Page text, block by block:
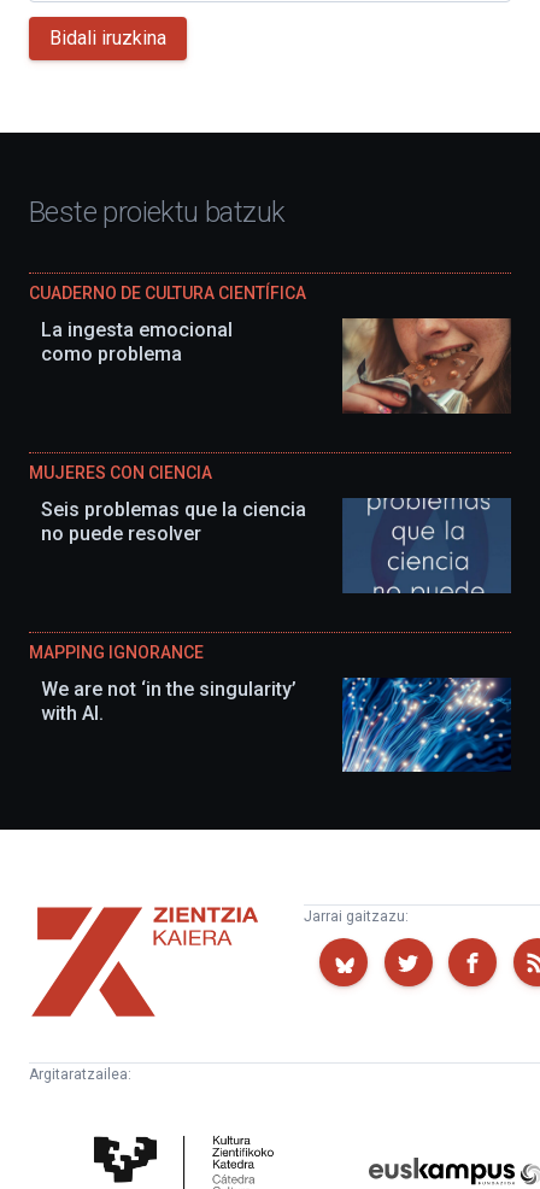
Bidali iruzkina
Beste proiektu batzuk
CUADERNO DE CULTURA CIENTÍFICA
La ingesta emocional
como problema
MUJERES CON CIENCIA
Seis problemas que la ciencia
no puede resolver
MAPPING IGNORANCE
We are not ‘in the singularity’
with AI.
Zientzia
Kaiera
Jarrai gaitzazu:
Argitaratzailea:
Zientifikoko
Katedra